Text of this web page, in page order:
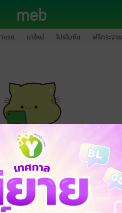
แรง มาใหม่ โปรโมชัน ฟรีกระจาย
ะบบก่อนดำเนินรายการด้วยค่ะ
ล็อกอินเข้าระบบ